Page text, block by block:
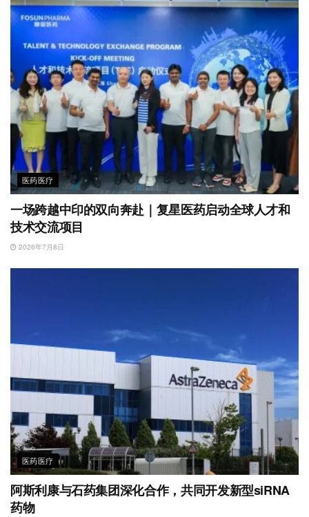
医药医疗
一场跨越中印的双向奔赴｜复星医药启动全球人才和
技术交流项目
2026年7月8日
医药医疗
阿斯利康与石药集团深化合作，共同开发新型siRNA
药物